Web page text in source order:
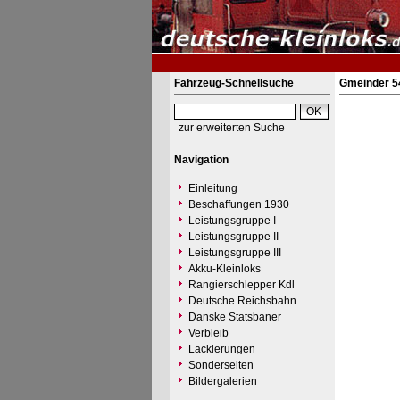
Fahrzeug-Schnellsuche
zur erweiterten Suche
Navigation
Einleitung
Beschaffungen 1930
Leistungsgruppe I
Leistungsgruppe II
Leistungsgruppe III
Akku-Kleinloks
Rangierschlepper Kdl
Deutsche Reichsbahn
Danske Statsbaner
Verbleib
Lackierungen
Sonderseiten
Bildergalerien
Gmeinder